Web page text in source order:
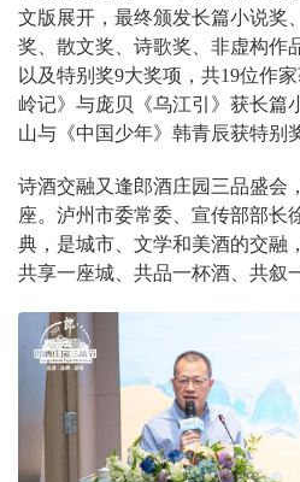
文版展开，最终颁发长篇小说奖
奖、散文奖、诗歌奖、非虚构作
以及特别奖9大奖项，共19位作
岭记》与庞贝《乌江引》获长篇
山与《中国少年》韩青辰获特别
诗酒交融又逢郎酒庄园三品盛会
座。泸州市委常委、宣传部部长
典，是城市、文学和美酒的交融
共享一座城、共品一杯酒、共叙